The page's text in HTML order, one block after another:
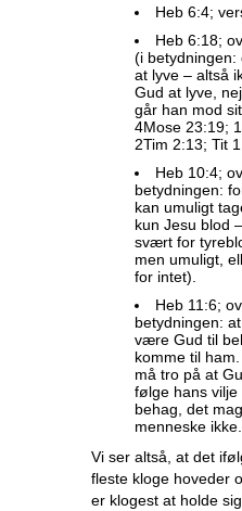
Heb 6:4;
Heb 6:18;
(i betydningen:
at lyve – altså
Gud at lyve,
går han mod
4Mose 23:19;
2Tim 2:13; Tit
Heb 10:4;
betydningen:
kan umuligt
kun Jesu blod
svært for
men umuligt,
for intet).
Heb 11:6;
betydningen:
være Gud til
komme til
må tro på at
følge hans
behag, det
menneske
Vi ser altså, at det
fleste kloge hoveder
er klogest at holde